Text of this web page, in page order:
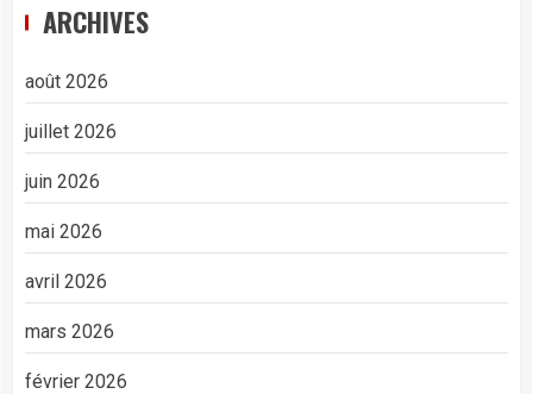
ARCHIVES
août 2026
juillet 2026
juin 2026
mai 2026
avril 2026
mars 2026
février 2026